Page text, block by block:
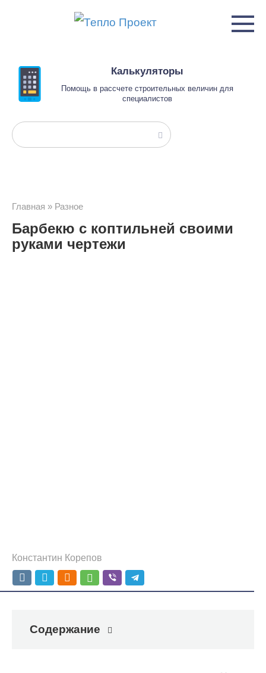
Калькуляторы
Помощь в рассчете строительных величин для
специалистов
Поиск:
Главная » Разное
Барбекю с коптильней своими
руками чертежи
Константин Корепов
Содержание